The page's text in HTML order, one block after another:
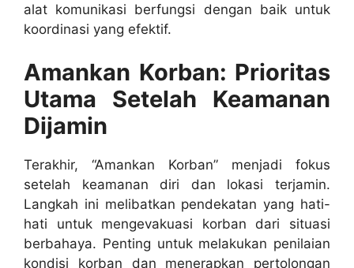
alat komunikasi berfungsi dengan baik untuk
koordinasi yang efektif.
Amankan Korban: Prioritas
Utama Setelah Keamanan
Dijamin
Terakhir, “Amankan Korban” menjadi fokus
setelah keamanan diri dan lokasi terjamin.
Langkah ini melibatkan pendekatan yang hati-
hati untuk mengevakuasi korban dari situasi
berbahaya. Penting untuk melakukan penilaian
kondisi korban dan menerapkan pertolongan